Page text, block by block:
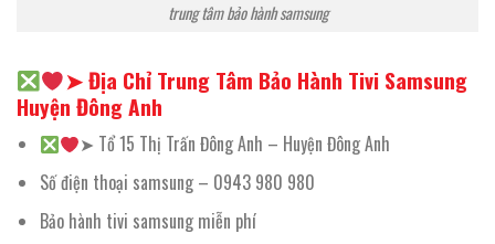
trung tâm bảo hành samsung
➤ Địa Chỉ Trung Tâm Bảo Hành Tivi Samsung
Huyện Đông Anh
➤ Tổ 15 Thị Trấn Đông Anh – Huyện Đông Anh
Số điện thoại samsung – 0943 980 980
Bảo hành tivi samsung miễn phí